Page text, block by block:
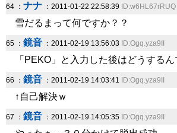
64 ： ナナ ：2011-01-22 22:58:39 ID:w6HL67rRUQ
雪だるまって何ですか？？
65 ： 鏡音 ：2011-02-19 13:56:03 ID:Ogq.yza9II
「PEKO」と入力した後はどうするん
66 ： 鏡音 ：2011-02-19 14:03:41 ID:Ogq.yza9II
↑自己解決ｗ
67 ： 鏡音 ：2011-02-19 14:05:35 ID:Ogq.yza9II